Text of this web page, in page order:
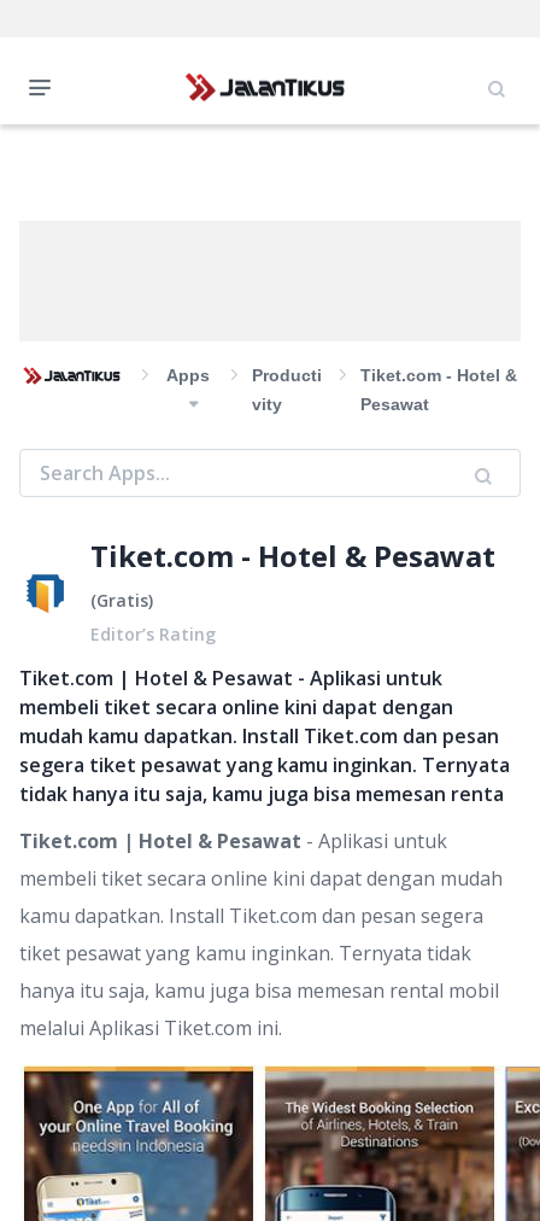
Apps
Producti
Vity
Tiket.com - Hotel &
Pesawat
Tiket.com - Hotel & Pesawat
(Gratis)
Editor’s Rating
Tiket.com | Hotel & Pesawat - Aplikasi untuk
membeli tiket secara online kini dapat dengan
mudah kamu dapatkan. Install Tiket.com dan pesan
segera tiket pesawat yang kamu inginkan. Ternyata
tidak hanya itu saja, kamu juga bisa memesan renta
Tiket.com | Hotel & Pesawat - Aplikasi untuk
membeli tiket secara online kini dapat dengan mudah
kamu dapatkan. Install Tiket.com dan pesan segera
tiket pesawat yang kamu inginkan. Ternyata tidak
hanya itu saja, kamu juga bisa memesan rental mobil
melalui Aplikasi Tiket.com ini.